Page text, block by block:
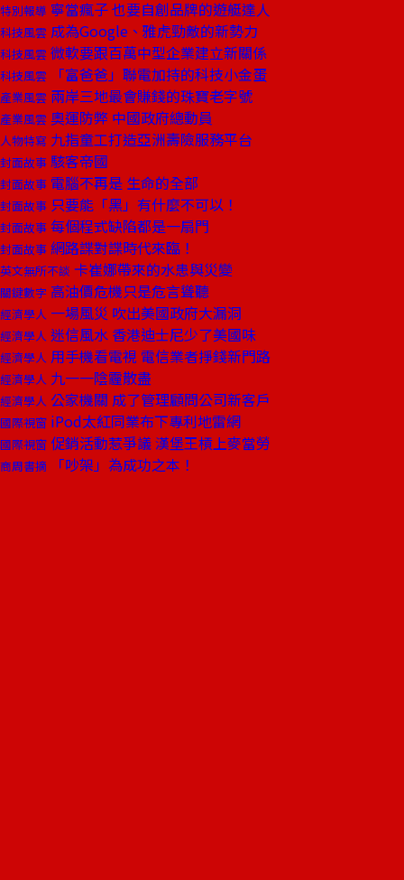
特別報導 寧當瘋子 也要自創品牌的遊艇達人
科技風雲 成為Google、雅虎勁敵的新勢力
科技風雲 微軟要跟百萬中型企業建立新關係
科技風雲 「富爸爸」聯電加持的科技小金蛋
產業風雲 兩岸三地最會賺錢的珠寶老字號
產業風雲 奧運防弊 中國政府總動員
人物特寫 九指童工打造亞洲壽險服務平台
封面故事 駭客帝國
封面故事 電腦不再是 生命的全部
封面故事 只要能「黑」有什麼不可以！
封面故事 每個程式缺陷都是一扇門
封面故事 網路諜對諜時代來臨！
英文無所不談 卡崔娜帶來的水患與災變
關鍵數字 高油價危機只是危言聳聽
經濟學人 一場風災 吹出美國政府大漏洞
經濟學人 迷信風水 香港迪士尼少了美國味
經濟學人 用手機看電視 電信業者掙錢新門路
經濟學人 九一一陰霾散盡
經濟學人 公家機關 成了管理顧問公司新客戶
國際視窗 iPod太紅同業布下專利地雷網
國際視窗 促銷活動惹爭議 漢堡王槓上麥當勞
商周書摘 「吵架」為成功之本！